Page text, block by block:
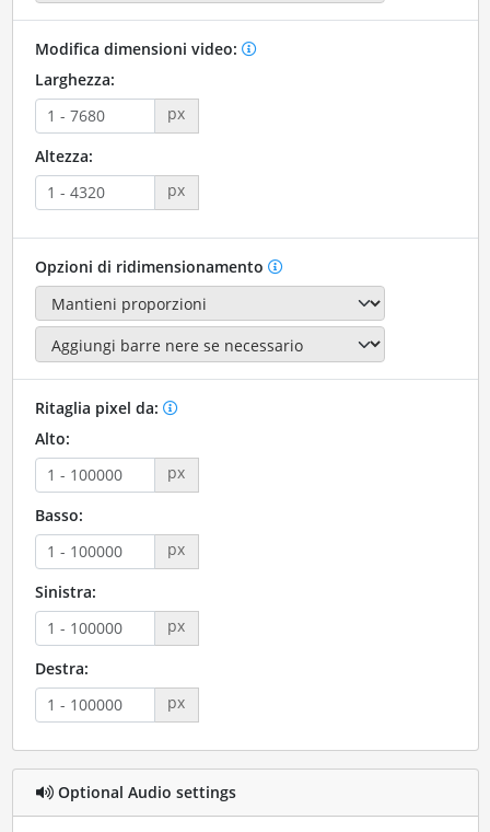
Modifica dimensioni video:
Larghezza:
px
Altezza:
px
Opzioni di ridimensionamento
Ritaglia pixel da:
Alto:
px
Basso:
px
Sinistra:
px
Destra:
px
Optional Audio settings